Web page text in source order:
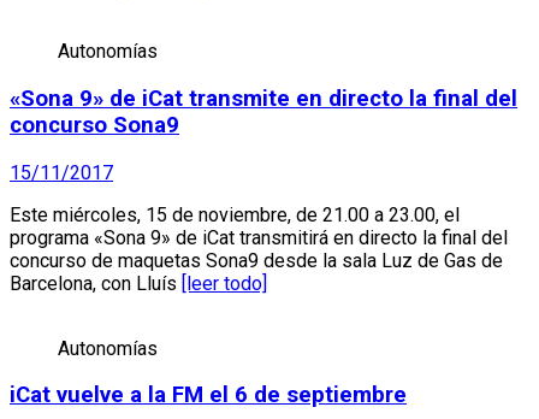
Autonomías
«Sona 9» de iCat transmite en directo la final del
concurso Sona9
15/11/2017
Este miércoles, 15 de noviembre, de 21.00 a 23.00, el
programa «Sona 9» de iCat transmitirá en directo la final del
concurso de maquetas Sona9 desde la sala Luz de Gas de
Barcelona, con Lluís [leer todo]
Autonomías
iCat vuelve a la FM el 6 de septiembre